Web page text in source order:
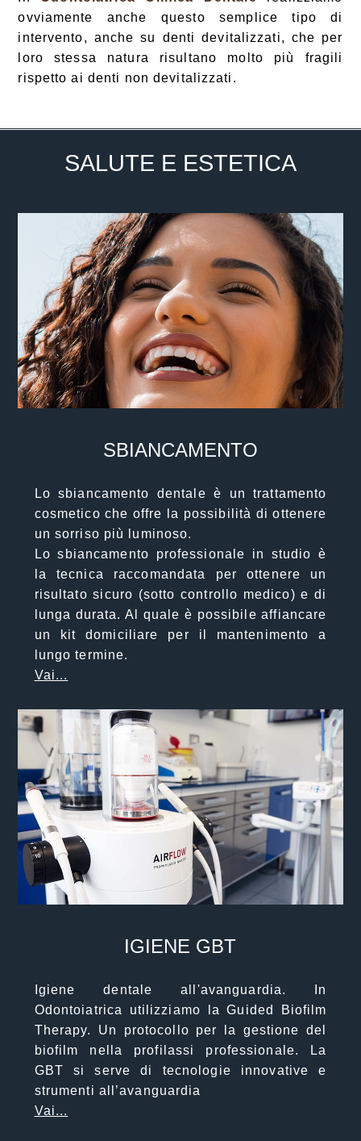
ovviamente anche questo semplice tipo di
intervento, anche su denti devitalizzati, che per
loro stessa natura risultano molto più fragili
rispetto ai denti non devitalizzati.
SALUTE E ESTETICA
SBIANCAMENTO
Lo sbiancamento dentale è un trattamento
cosmetico che offre la possibilità di ottenere
un sorriso più luminoso.
Lo sbiancamento professionale in studio è
la tecnica raccomandata per ottenere un
risultato sicuro (sotto controllo medico) e di
lunga durata. Al quale è possibile affiancare
un kit domiciliare per il mantenimento a
lungo termine.
Vai...
IGIENE GBT
Igiene dentale all'avanguardia. In
Odontoiatrica utilizziamo la Guided Biofilm
Therapy. Un protocollo per la gestione del
biofilm nella profilassi professionale. La
GBT si serve di tecnologie innovative e
strumenti all’avanguardia
Vai...